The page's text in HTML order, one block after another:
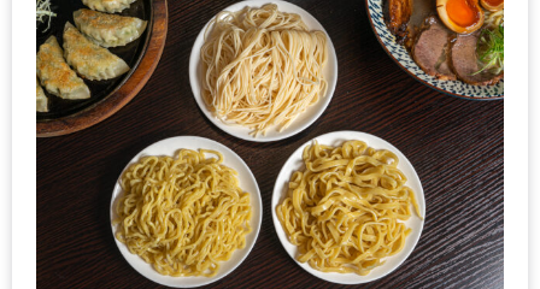
โม
ชั่น
สำหรับ
คน
รัก
บ้าน
มากมาย
MAPS